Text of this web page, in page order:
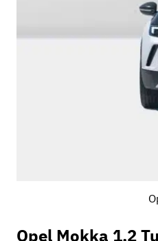
Opel Mokka 1.2